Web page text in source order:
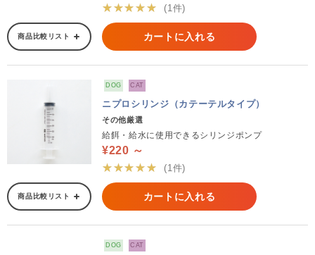
★★★★★
(1件)
商品比較リスト カートに入れる
DOG CAT
ニプロシリンジ（カテーテルタイプ）
その他厳選
給餌・給水に使用できるシリンジポンプ
¥220 ～
★★★★★
(1件)
商品比較リスト カートに入れる
DOG CAT